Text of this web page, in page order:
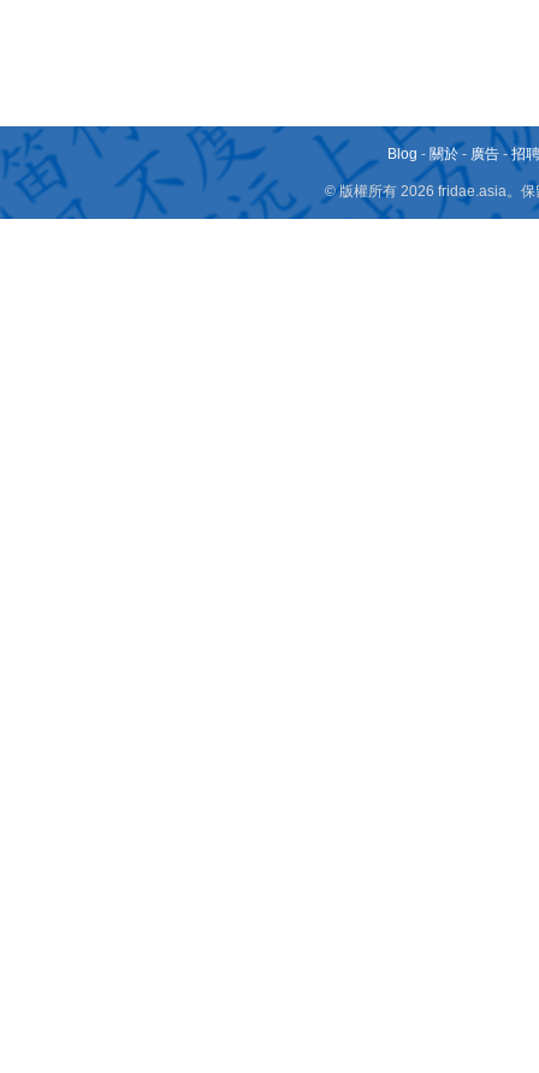
Blog - 關於 - 廣告 -招
© 版權所有 2026 fridae.asia。